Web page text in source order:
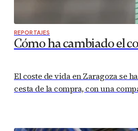
REPORTAJES
Cómo ha cambiado el
El coste de vida en Zaragoza se
cesta de la compra, con una